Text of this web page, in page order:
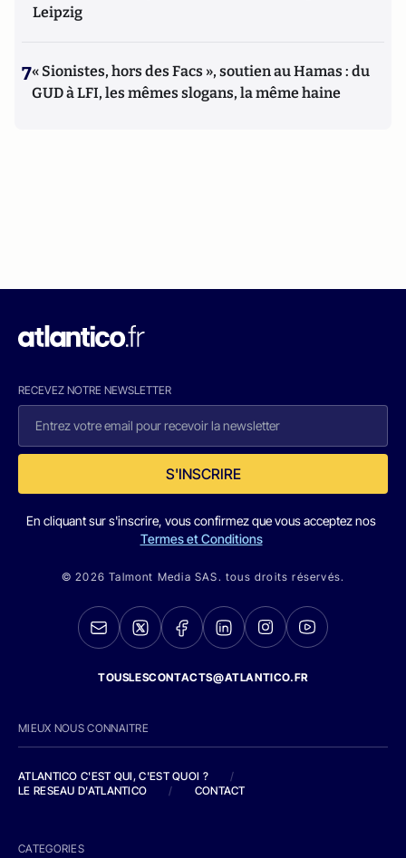
Leipzig
7« Sionistes, hors des Facs », soutien au Hamas : du
GUD à LFI, les mêmes slogans, la même haine
RECEVEZ NOTRE NEWSLETTER
S'INSCRIRE
En cliquant sur s'inscrire, vous confirmez que vous acceptez nos
Termes et Conditions
© 2026 Talmont Media SAS. tous droits réservés.
TOUSLESCONTACTS@ATLANTICO.FR
MIEUX NOUS CONNAITRE
ATLANTICO C'EST QUI, C'EST QUOI ?
/
LE RESEAU D'ATLANTICO
/ CONTACT
CATEGORIES